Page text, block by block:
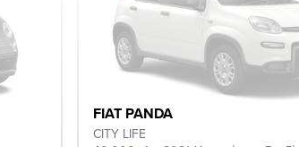
FIAT PANDA
CITY LIFE